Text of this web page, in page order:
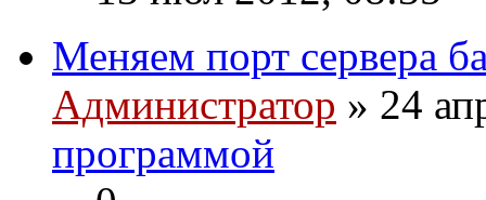
Меняем порт сервера
Администратор » 24
программой